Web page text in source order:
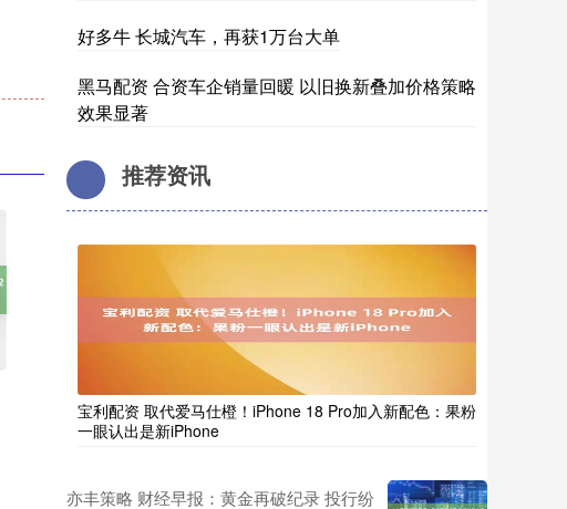
好多牛 长城汽车，再获1万台大单
黑马配资 合资车企销量回暖 以旧换新叠加价格策略
效果显著
推荐资讯
宝利配资 取代爱马仕橙！iPhone 18 Pro加入新配色：果粉
一眼认出是新iPhone
亦丰策略 财经早报：黄金再破纪录 投行纷